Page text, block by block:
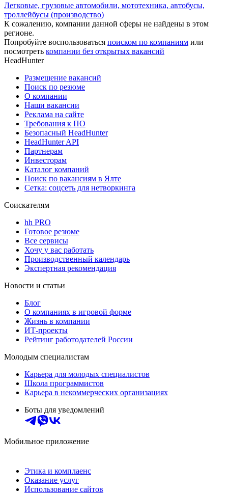
Легковые, грузовые автомобили, мототехника, автобусы,
троллейбусы (производство)
К сожалению, компании данной сферы не найдены в этом
регионе.
Попробуйте воспользоваться поиском по компаниям или
посмотреть компании без открытых вакансий
HeadHunter
Размещение вакансий
Поиск по резюме
О компании
Наши вакансии
Реклама на сайте
Требования к ПО
Безопасный HeadHunter
HeadHunter API
Партнерам
Инвесторам
Каталог компаний
Поиск по вакансиям в Ялте
Сетка: соцсеть для нетворкинга
Соискателям
hh PRO
Готовое резюме
Все сервисы
Хочу у вас работать
Производственный календарь
Экспертная рекомендация
Новости и статьи
Блог
О компаниях в игровой форме
Жизнь в компании
ИТ-проекты
Рейтинг работодателей России
Молодым специалистам
Карьера для молодых специалистов
Школа программистов
Карьера в некоммерческих организациях
Боты для уведомлений
Мобильное приложение
Этика и комплаенс
Оказание услуг
Использование сайтов